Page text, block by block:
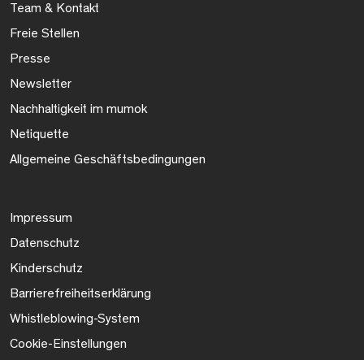
Team & Kontakt
Freie Stellen
Presse
Newsletter
Nachhaltigkeit im mumok
Netiquette
Allgemeine Geschäftsbedingungen
Impressum
Datenschutz
Kinderschutz
Barrierefreiheitserklärung
Whistleblowing-System
Cookie-Einstellungen